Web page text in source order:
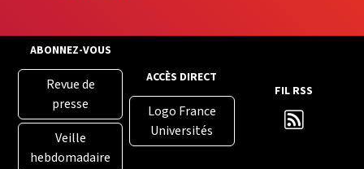
ABONNEZ-VOUS
Revue de
presse
Veille
hebdomadaire
ACCÈS DIRECT
Logo France
Universités
FIL RSS